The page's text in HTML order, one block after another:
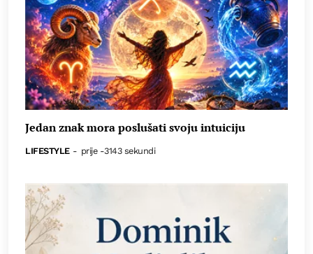
Jedan znak mora poslušati svoju intuiciju
LIFESTYLE - prije -3143 sekundi